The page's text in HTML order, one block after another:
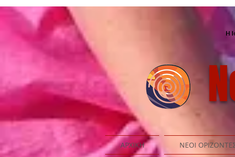
Η
ΑΡΧΙΚΗ ΝΕΟΙ